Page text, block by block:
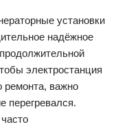
установки
надёжное
электростанция
ремонта, важно
перегревался.